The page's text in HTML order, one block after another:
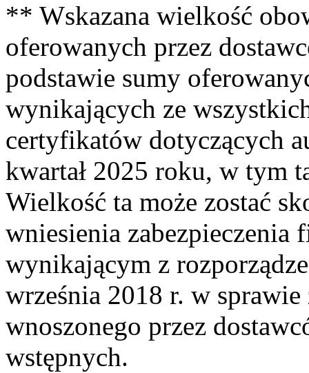
** Wskazana wielkość
oferowanych przez
podstawie sumy
wynikających ze
certyfikatów dotyczących
kwartał 2025 roku, w tym
Wielkość ta może zostać
wniesienia zabezpieczenia
wynikającym z
września 2018 r. w
wnoszonego przez
wstępnych.